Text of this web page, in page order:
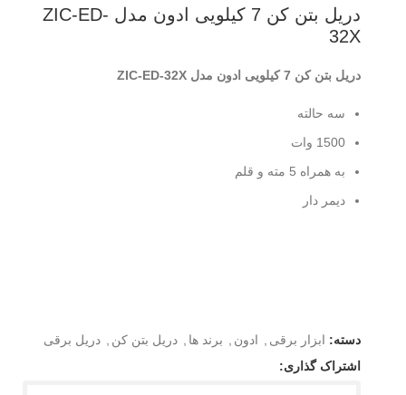
دریل بتن کن 7 کیلویی ادون مدل ZIC-ED-
32X
دریل بتن کن 7 کیلویی ادون مدل ZIC-ED-32X
سه حالته
1500 وات
به همراه 5 مته و قلم
دیمر دار
دسته: ابزار برقی ادون برند ها دریل بتن کن
دریل برقی
اشتراک گذاری: